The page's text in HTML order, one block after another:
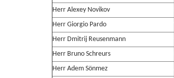
Herr Alexey Novikov
Herr Giorgio Pardo
Herr Dmitrij Reusenmann
Herr Bruno Schreurs
Herr Adem Sönmez